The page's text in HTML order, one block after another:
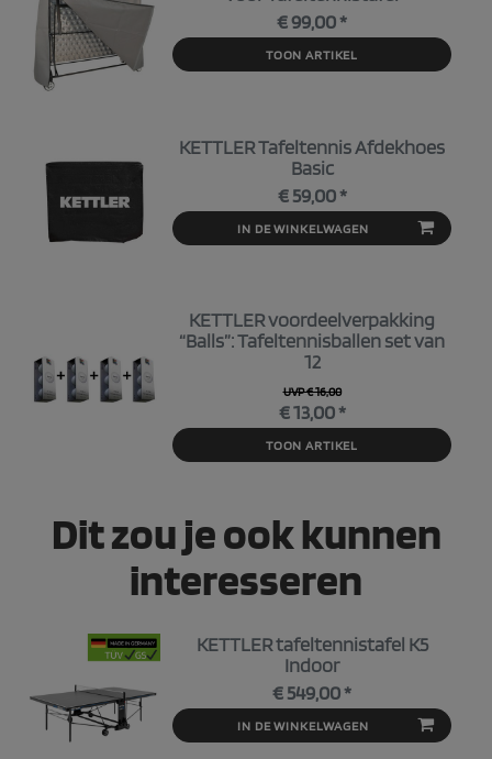
€ 99,00 *
TOON ARTIKEL
KETTLER Tafeltennis Afdekhoes
Basic
€ 59,00 *
IN DE WINKELWAGEN
KETTLER voordeelverpakking
“Balls”: Tafeltennisballen set van
12
UVP € 16,00
€ 13,00 *
TOON ARTIKEL
Dit zou je ook kunnen
interesseren
KETTLER tafeltennistafel K5
Indoor
€ 549,00 *
IN DE WINKELWAGEN